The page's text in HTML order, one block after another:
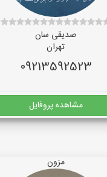
صدیقی سان
تهران
09213592523
مشاهده پروفایل
مزون